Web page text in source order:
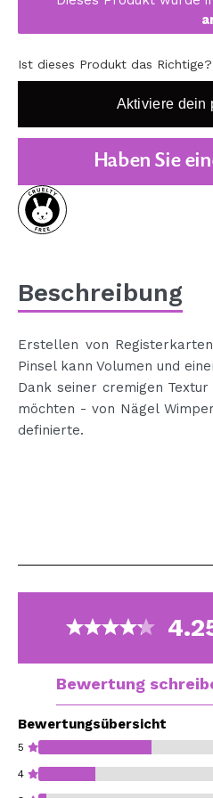
KOREA ZONE
NATURE
SPECIALS
OUTLET
BALD VERFÜGBAR
Ist dieses Produkt das Richtige?
Aktiviere dein
Haben Sie
Beschreibung
Erstellen von
Pinsel kann Volumen und
Dank seiner cremigen
möchten - von Nägel
definierte.
Bewertung
Bewertungsübersicht
5
4